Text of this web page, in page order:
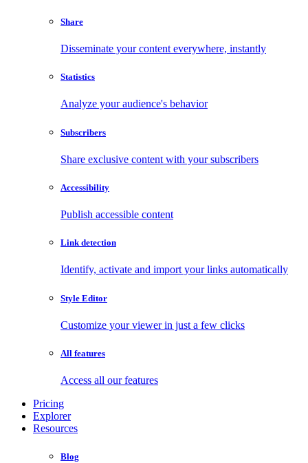
Share
Disseminate your content everywhere, instantly
Statistics
Analyze your audience's behavior
Subscribers
Share exclusive content with your subscribers
Accessibility
Publish accessible content
Link detection
Identify, activate and import your links automatically
Style Editor
Customize your viewer in just a few clicks
All features
Access all our features
Pricing
Explorer
Resources
Blog